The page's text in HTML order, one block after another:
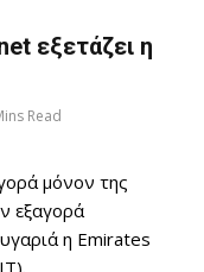
εξετάζει η
Read
μόνον της
εξαγορά
η Emirates